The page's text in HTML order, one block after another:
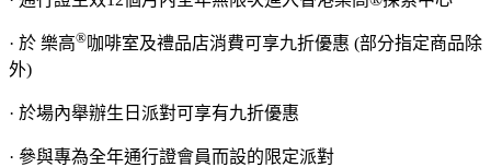
· 於 樂高®咖啡室及禮品店消費可享九折優惠 (部分指定商品除
外)
· 於場內舉辦生日派對可享有九折優惠
· 參與專為全年通行證會員而設的限定派對